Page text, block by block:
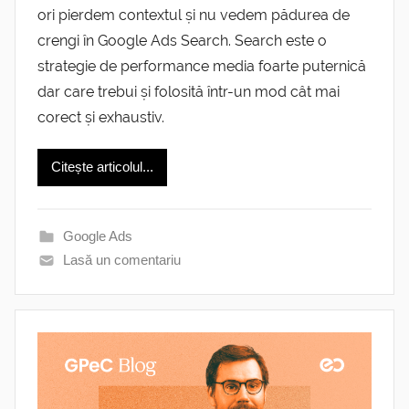
ori pierdem contextul și nu vedem pădurea de
crengi în Google Ads Search. Search este o
strategie de performance media foarte puternică
dar care trebui și folosită într-un mod cât mai
corect și exhaustiv.
Citește articolul...
Google Ads
Lasă un comentariu